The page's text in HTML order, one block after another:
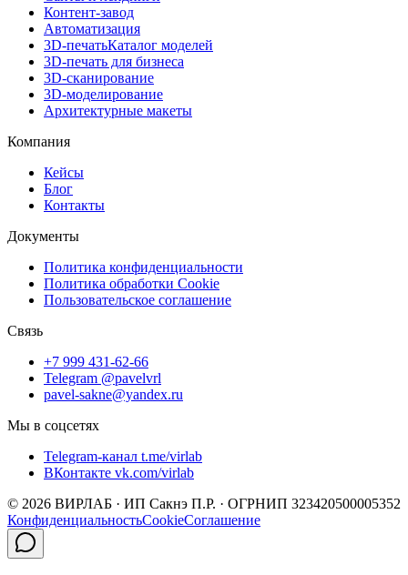
Контент-завод
Автоматизация
3D-печатьКаталог моделей
3D-печать для бизнеса
3D-сканирование
3D-моделирование
Архитектурные макеты
Компания
Кейсы
Блог
Контакты
Документы
Политика конфиденциальности
Политика обработки Cookie
Пользовательское соглашение
Связь
+7 999 431-62-66
Telegram @pavelvrl
pavel-sakne@yandex.ru
Мы в соцсетях
Telegram-канал t.me/virlab
ВКонтакте vk.com/virlab
© 2026 ВИРЛАБ · ИП Сакнэ П.Р. · ОГРНИП 323420500005352
КонфиденциальностьCookieСоглашение